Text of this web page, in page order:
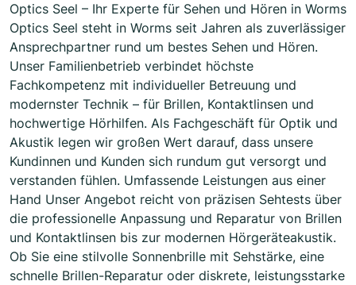
Optics Seel – Ihr Experte für Sehen und Hören in Worms
Optics Seel steht in Worms seit Jahren als zuverlässiger
Ansprechpartner rund um bestes Sehen und Hören.
Unser Familienbetrieb verbindet höchste
Fachkompetenz mit individueller Betreuung und
modernster Technik – für Brillen, Kontaktlinsen und
hochwertige Hörhilfen. Als Fachgeschäft für Optik und
Akustik legen wir großen Wert darauf, dass unsere
Kundinnen und Kunden sich rundum gut versorgt und
verstanden fühlen. Umfassende Leistungen aus einer
Hand Unser Angebot reicht von präzisen Sehtests über
die professionelle Anpassung und Reparatur von Brillen
und Kontaktlinsen bis zur modernen Hörgeräteakustik.
Ob Sie eine stilvolle Sonnenbrille mit Sehstärke, eine
schnelle Brillen-Reparatur oder diskrete, leistungsstarke